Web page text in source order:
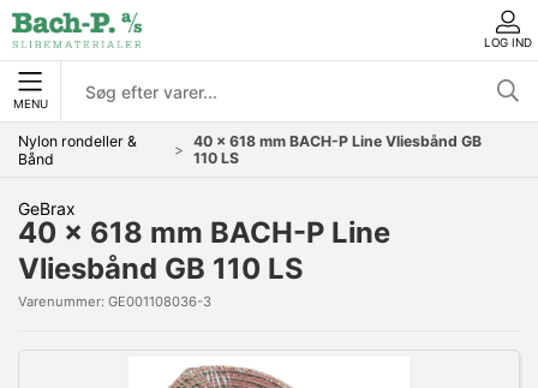
LOG IND
MENU
Nylon rondeller &
Bånd
40 x 618 mm BACH-P Line Vliesbånd GB
110 LS
GeBrax
40 x 618 mm BACH-P Line
Vliesbånd GB 110 LS
Varenummer: GE001108036-3